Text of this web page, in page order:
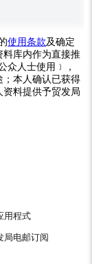
使用条款及确定
库内作为直接推
众人士使用﹞，
；本人确认已获得
料提供予贸发局
用程式
局电邮订阅